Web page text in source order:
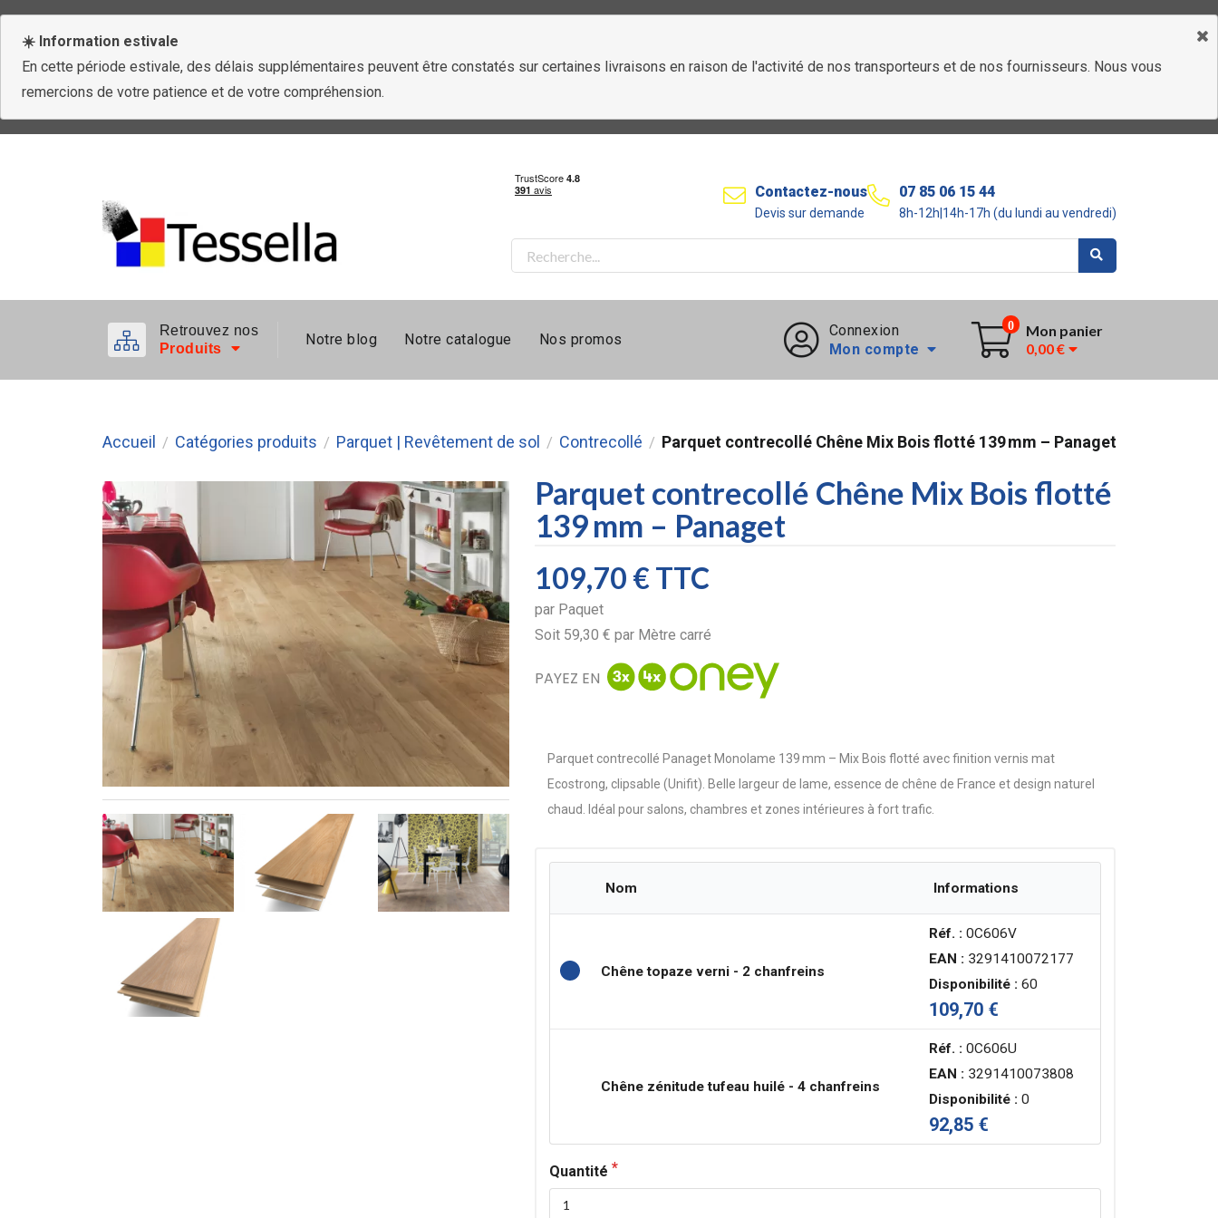
☀️ Information estivale
En cette période estivale, des délais supplémentaires peuvent être constatés sur certaines livraisons en raison de l'activité de nos transporteurs et de nos fournisseurs. Nous vous
remercions de votre patience et de votre compréhension.
Contactez-nous
Devis sur demande
07 85 06 15 44
8h-12h|14h-17h (du lundi au vendredi)
Retrouvez nos
Produits
Notre blog Notre catalogue Nos promos
Connexion
Mon compte
0
Mon panier
0,00 €
Accueil / Catégories produits / Parquet | Revêtement de sol / Contrecollé / Parquet contrecollé Chêne Mix Bois flotté 139 mm – Panaget
Parquet contrecollé Chêne Mix Bois flotté
139 mm – Panaget
109,70 €TTC
par Paquet
Soit 59,30 € par Mètre carré
PAYEZ EN
Parquet contrecollé Panaget Monolame 139 mm – Mix Bois flotté avec finition vernis mat
Ecostrong, clipsable (Unifit). Belle largeur de lame, essence de chêne de France et design naturel
chaud. Idéal pour salons, chambres et zones intérieures à fort trafic.
Nom Informations
Chêne topaze verni - 2 chanfreins
Réf. : 0C606V
EAN : 3291410072177
Disponibilité : 60
109,70 €
Chêne zénitude tufeau huilé - 4 chanfreins
Réf. : 0C606U
EAN : 3291410073808
Disponibilité : 0
92,85 €
Quantité